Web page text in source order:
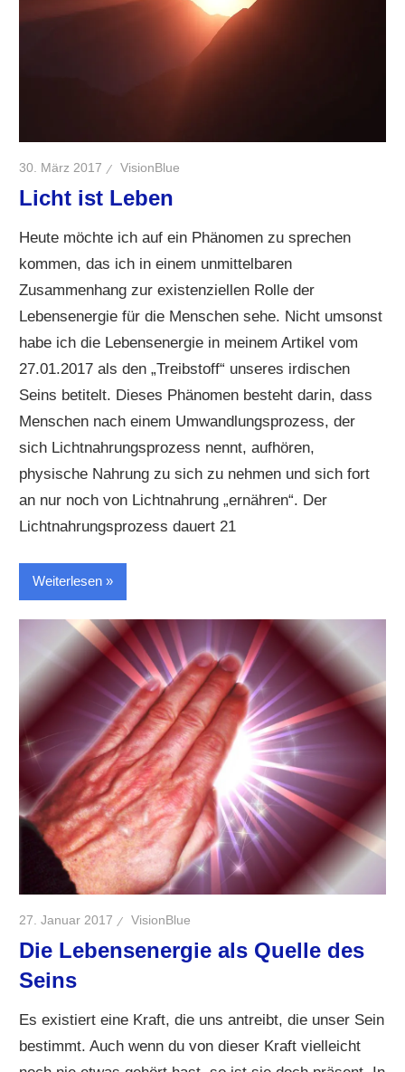
30. März 2017 VisionBlue
Licht ist Leben
Heute möchte ich auf ein Phänomen zu sprechen
kommen, das ich in einem unmittelbaren
Zusammenhang zur existenziellen Rolle der
Lebensenergie für die Menschen sehe. Nicht umsonst
habe ich die Lebensenergie in meinem Artikel vom
27.01.2017 als den „Treibstoff“ unseres irdischen
Seins betitelt. Dieses Phänomen besteht darin, dass
Menschen nach einem Umwandlungsprozess, der
sich Lichtnahrungsprozess nennt, aufhören,
physische Nahrung zu sich zu nehmen und sich fort
an nur noch von Lichtnahrung „ernähren“. Der
Lichtnahrungsprozess dauert 21
Weiterlesen
27. Januar 2017 VisionBlue
Die Lebensenergie als Quelle des
Seins
Es existiert eine Kraft, die uns antreibt, die unser Sein
bestimmt. Auch wenn du von dieser Kraft vielleicht